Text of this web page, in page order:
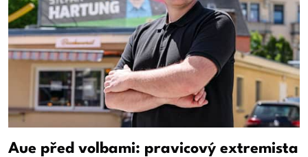
Aue před volbami: pravicový extremista